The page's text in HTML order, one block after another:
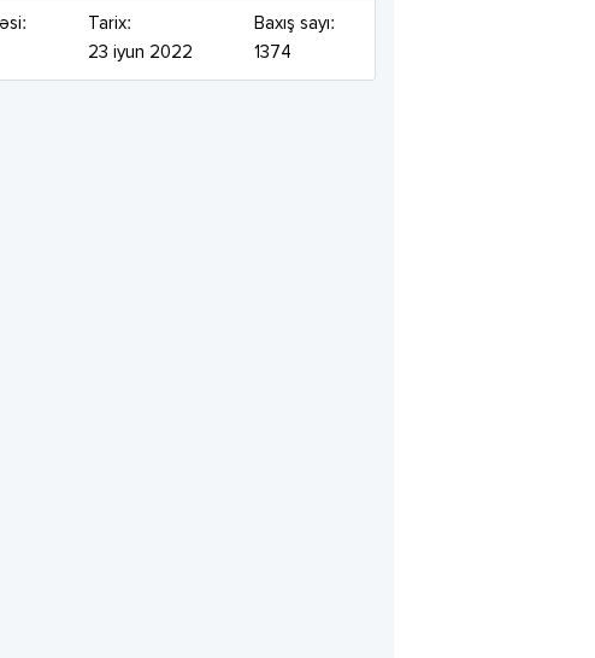
Tarix:
23 iyun 2022
Baxış sayı:
1374